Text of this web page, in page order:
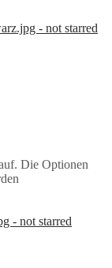
Die Optionen